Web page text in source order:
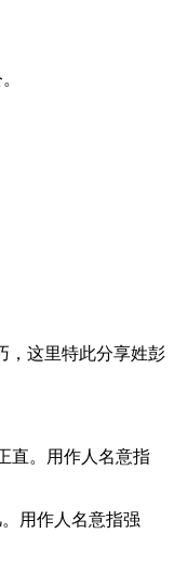
，这里特此分享姓彭
直。用作人名意指
用作人名意指强